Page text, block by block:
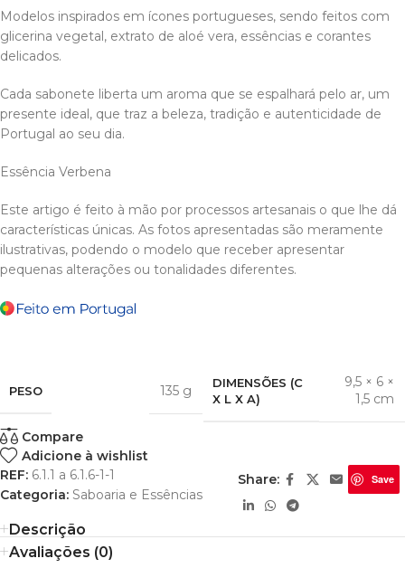
Modelos inspirados em ícones portugueses, sendo feitos com
glicerina vegetal, extrato de aloé vera, essências e corantes
delicados.
Cada sabonete liberta um aroma que se espalhará pelo ar, um
presente ideal, que traz a beleza, tradição e autenticidade de
Portugal ao seu dia.
Essência Verbena
Este artigo é feito à mão por processos artesanais o que lhe dá
características únicas. As fotos apresentadas são meramente
ilustrativas, podendo o modelo que receber apresentar
pequenas alterações ou tonalidades diferentes.
PESO 135 g
DIMENSÕES (C
X L X A)
9,5 × 6 ×
1,5 cm
Compare
Adicione à wishlist
REF: 6.1.1 a 6.1.6-1-1
Categoria: Saboaria e Essências
Share: Save
Descrição
Avaliações (0)